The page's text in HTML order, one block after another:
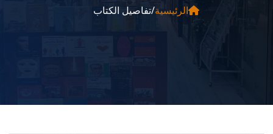
الرئيسية/تفاصيل الكتاب